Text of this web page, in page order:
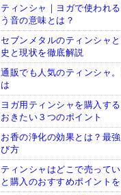
ティンシャ｜ヨガで使われ
う音の意味とは？
セブンメタルのティンシャ
史と現状を徹底解説
通販でも人気のティンシャ
は
ヨガ用ティンシャを購入す
おきたい３つのポイント
お香の浄化の効果とは？最
び方
ティンシャはどこで売って
と購入のおすすめポイント